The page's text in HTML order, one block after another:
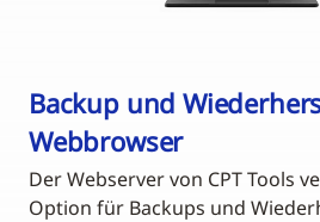
Backup und
Webbrowser
Der Webserver von CPT Tools
Option für Backups und